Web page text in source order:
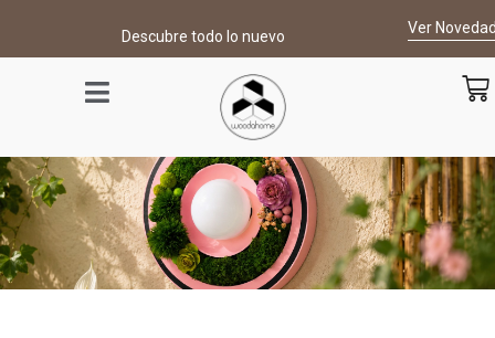
Descubre todo lo nuevo
Ver